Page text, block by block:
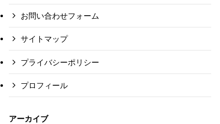
お問い合わせフォーム
サイトマップ
プライバシーポリシー
プロフィール
アーカイブ